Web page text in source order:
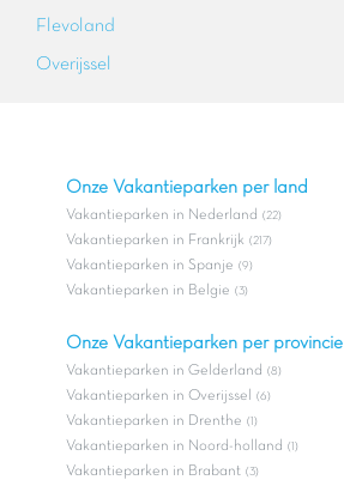
Flevoland
Overijssel
Onze Vakantieparken per land
Vakantieparken in Nederland (22)
Vakantieparken in Frankrijk (217)
Vakantieparken in Spanje (9)
Vakantieparken in Belgie (3)
Onze Vakantieparken per provincie
Vakantieparken in Gelderland (8)
Vakantieparken in Overijssel (6)
Vakantieparken in Drenthe (1)
Vakantieparken in Noord-holland (1)
Vakantieparken in Brabant (3)